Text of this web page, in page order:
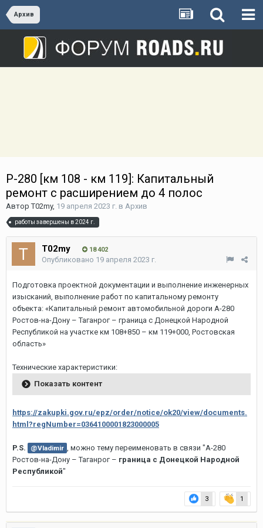
Архив
Р-280 [км 108 - км 119]: Капитальный
ремонт с расширением до 4 полос
АвторT02my, 19 апреля 2023 г. в Архив
работы завершены в 2024 г.
T02my 18 402
Опубликовано 19 апреля 2023 г.
Подготовка проектной документации и выполнение инженерных
изысканий, выполнение работ по капитальному ремонту
объекта: «Капитальный ремонт автомобильной дороги А-280
Ростов-на-Дону – Таганрог – граница с Донецкой Народной
Республикой на участке км 108+850 – км 119+000, Ростовская
область»
Технические характеристики:
Показать контент
https://zakupki.gov.ru/epz/order/notice/ok20/view/documents.
html?regNumber=0364100001823000005
P.S. @Vladimir
, можно тему переименовать в связи "А-280
Ростов-на-Дону – Таганрог – граница с Донецкой Народной
Республикой"
3 1